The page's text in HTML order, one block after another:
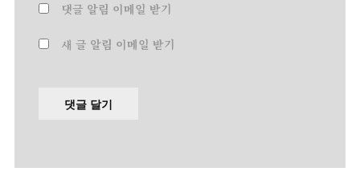
댓글 알림 이메일 받기
새 글 알림 이메일 받기